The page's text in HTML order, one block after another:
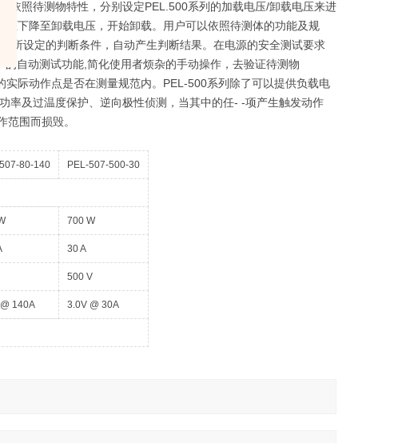
依照待测物特性，分别设定PEL.500系列的加载电压/卸载电压来进
下降至卸载电压，开始卸载。用户可以依照待测体的功能及规
所设定的判断条件，自动产生判断结果。在电源的安全测试要求
自动测试功能,简化使用者烦杂的手动操作，去验证待测物
际动作点是否在测量规范内。PEL-500系列除了可以提供负载电
率及过温度保护、逆向极性侦测，当其中的任- -项产生触发动作
围而损毁。
80-140 PEL-507-500-30
700 W
30 A
500 V
140A 3.0V @ 30A